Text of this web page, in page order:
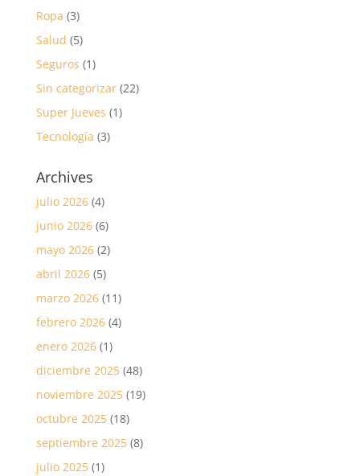
Ropa (3)
Salud (5)
Seguros (1)
Sin categorizar(22)
Super Jueves (1)
Tecnología (3)
Archives
julio 2026(4)
junio 2026(6)
mayo 2026(2)
abril 2026(5)
marzo 2026(11)
febrero 2026(4)
enero 2026(1)
diciembre 2025(48)
noviembre 2025(19)
octubre 2025(18)
septiembre 2025(8)
julio 2025(1)